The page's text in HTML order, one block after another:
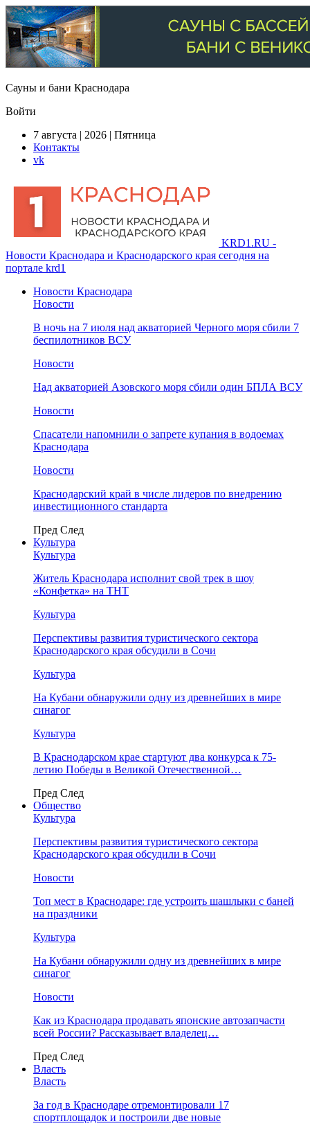
Сауны и бани Краснодара
Войти
7 августа | 2026 | Пятница
Контакты
vk
KRD1.RU -
Новости Краснодара и Краснодарского края сегодня на
портале krd1
Новости Краснодара
Новости
В ночь на 7 июля над акваторией Черного моря сбили 7
беспилотников ВСУ
Новости
Над акваторией Азовского моря сбили один БПЛА ВСУ
Новости
Спасатели напомнили о запрете купания в водоемах
Краснодара
Новости
Краснодарский край в числе лидеров по внедрению
инвестиционного стандарта
Пред След
Культура
Культура
Житель Краснодара исполнит свой трек в шоу
«Конфетка» на ТНТ
Культура
Перспективы развития туристического сектора
Краснодарского края обсудили в Сочи
Культура
На Кубани обнаружили одну из древнейших в мире
синагог
Культура
В Краснодарском крае стартуют два конкурса к 75-
летию Победы в Великой Отечественной…
Пред След
Общество
Культура
Перспективы развития туристического сектора
Краснодарского края обсудили в Сочи
Новости
Топ мест в Краснодаре: где устроить шашлыки с баней
на праздники
Культура
На Кубани обнаружили одну из древнейших в мире
синагог
Новости
Как из Краснодара продавать японские автозапчасти
всей России? Рассказывает владелец…
Пред След
Власть
Власть
За год в Краснодаре отремонтировали 17
спортплощадок и построили две новые